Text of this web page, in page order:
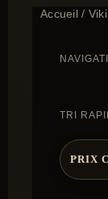
Accueil/
TRI
PRIX